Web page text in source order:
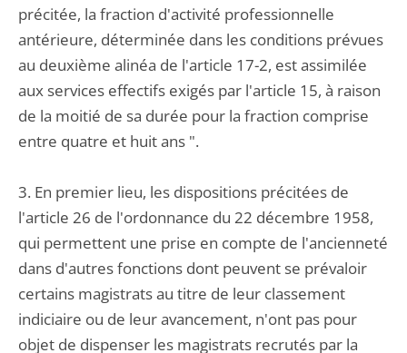
précitée, la fraction d'activité professionnelle
antérieure, déterminée dans les conditions prévues
au deuxième alinéa de l'article 17-2, est assimilée
aux services effectifs exigés par l'article 15, à raison
de la moitié de sa durée pour la fraction comprise
entre quatre et huit ans ".
3. En premier lieu, les dispositions précitées de
l'article 26 de l'ordonnance du 22 décembre 1958,
qui permettent une prise en compte de l'ancienneté
dans d'autres fonctions dont peuvent se prévaloir
certains magistrats au titre de leur classement
indiciaire ou de leur avancement, n'ont pas pour
objet de dispenser les magistrats recrutés par la